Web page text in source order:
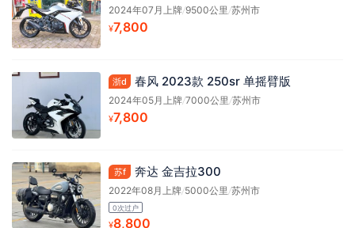
2024年07月上牌/9500公里/苏州市
¥7,800
浙d 春风 2023款 250sr 单摇臂版
2024年05月上牌/7000公里/苏州市
¥7,800
苏f 奔达 金吉拉300
2022年08月上牌/5000公里/苏州市
0次过户
¥8,800